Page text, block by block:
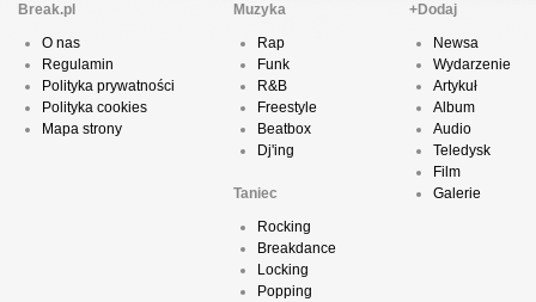
Break.pl
O nas
Regulamin
Polityka prywatności
Polityka cookies
Mapa strony
Muzyka
Rap
Funk
R&B
Freestyle
Beatbox
Dj'ing
Taniec
Rocking
Breakdance
Locking
Popping
+Dodaj
Newsa
Wydarzenie
Artykuł
Album
Audio
Teledysk
Film
Galerie